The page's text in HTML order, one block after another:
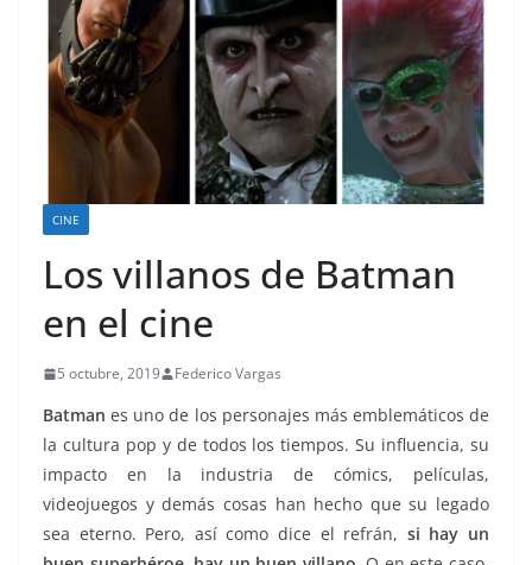
CINE
Los villanos de Batman
en el cine
5 octubre, 2019 Federico Vargas
Batman es uno de los personajes más emblemáticos de
la cultura pop y de todos los tiempos. Su influencia, su
impacto en la industria de cómics, películas,
videojuegos y demás cosas han hecho que su legado
sea eterno. Pero, así como dice el refrán, si hay un